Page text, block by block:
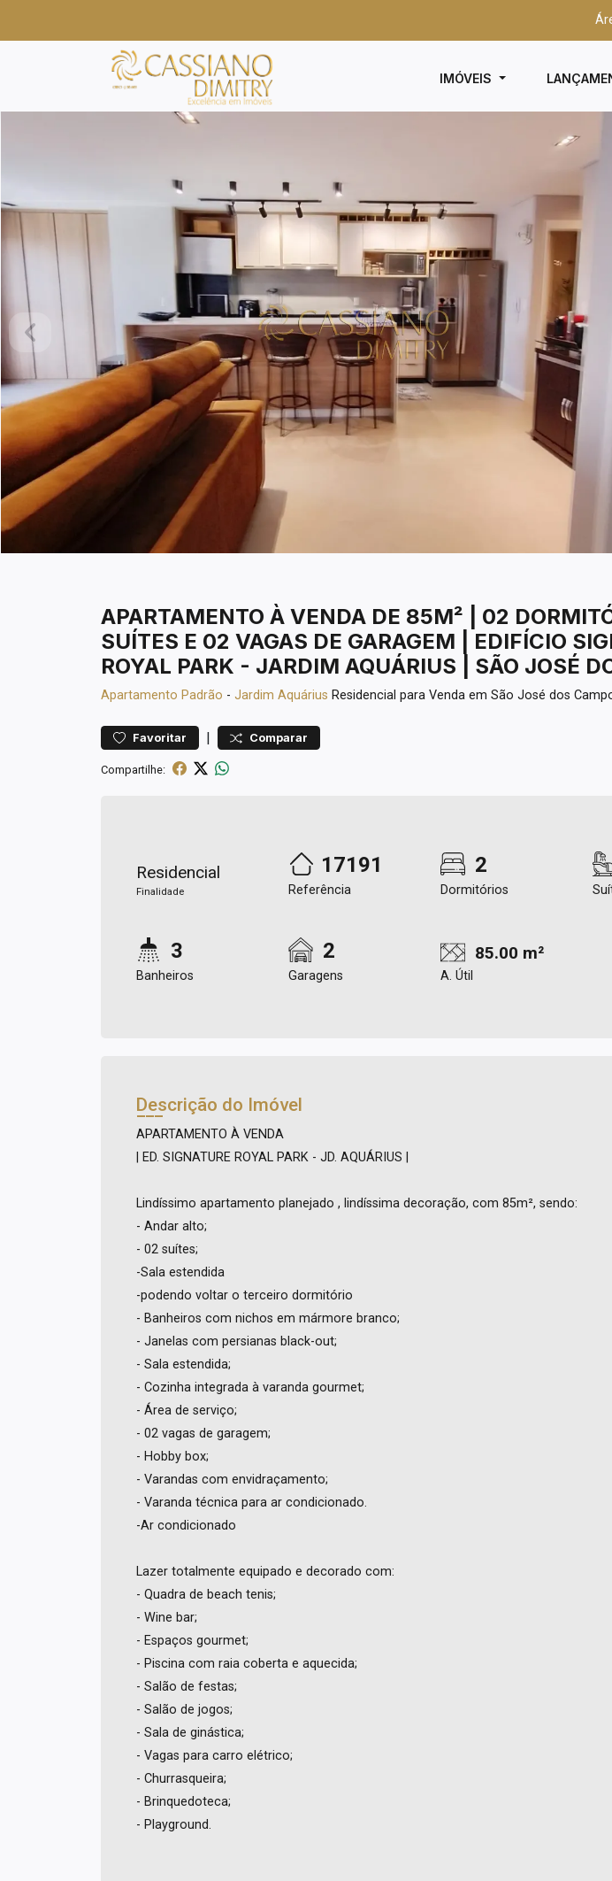
IMÓVEIS
APARTAMENTO À VENDA DE 85M² | 02
SUÍTES E 02 VAGAS DE GARAGEM | EDIFÍCIO
ROYAL PARK - JARDIM AQUÁRIUS | SÃO JOSÉ
Apartamento Padrão - Jardim Aquárius Residencial para Venda em São José dos
Favoritar | Comparar
Compartilhe:
Residencial
Finalidade
17191
Referência
2
Dormitórios
3
Banheiros
2
Garagens
85.00 m²
A. Útil
Descrição do Imóvel
APARTAMENTO À VENDA
| ED. SIGNATURE ROYAL PARK - JD. AQUÁRIUS |
Lindíssimo apartamento planejado , lindíssima decoração, com 85m², sendo:
- Andar alto;
- 02 suítes;
-Sala estendida
-podendo voltar o terceiro dormitório
- Banheiros com nichos em mármore branco;
- Janelas com persianas black-out;
- Sala estendida;
- Cozinha integrada à varanda gourmet;
- Área de serviço;
- 02 vagas de garagem;
- Hobby box;
- Varandas com envidraçamento;
- Varanda técnica para ar condicionado.
-Ar condicionado
Lazer totalmente equipado e decorado com:
- Quadra de beach tenis;
- Wine bar;
- Espaços gourmet;
- Piscina com raia coberta e aquecida;
- Salão de festas;
- Salão de jogos;
- Sala de ginástica;
- Vagas para carro elétrico;
- Churrasqueira;
- Brinquedoteca;
- Playground.